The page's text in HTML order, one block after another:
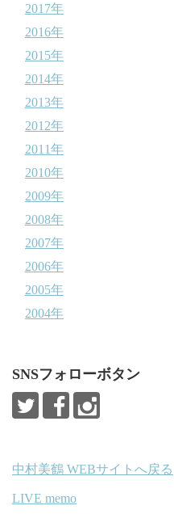
2017年
2016年
2015年
2014年
2013年
2012年
2011年
2010年
2009年
2008年
2007年
2006年
2005年
2004年
SNSフォローボタン
中村美鶴 WEBサイトへ戻る
LIVE memo